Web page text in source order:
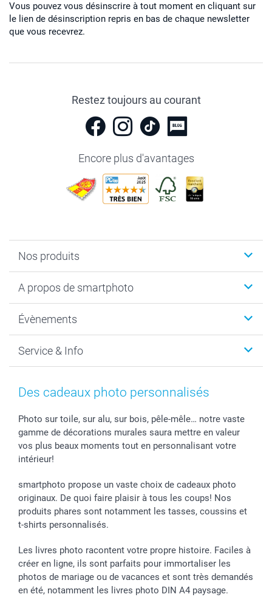
Vous pouvez vous désinscrire à tout moment en cliquant sur
le lien de désinscription repris en bas de chaque newsletter
que vous recevrez.
Restez toujours au courant
Encore plus d'avantages
Nos produits
Cadeaux photo
MyNameBook
Développement photo & Tirage photo
Cadres photo & accessoires déco
Stickers & Etiquettes
Chèque Cadeau
A propos de smartphoto
Durabilité
Gestion des cookies
Mentions Légales
Affiliation
Investor Relations
B2B smartbusiness
Évènements
Nouvel An
Fête des Mères
Confirmation ou communion
Mariage
Fête d'anniversaire
Tous les évènements
Service & Info
Tarifs et frais de livraison
Livraison en 48 heures
Modes de Paiement
Identifiez-vous
Statut de ma commande
smarfriends
smartgarantie
smartbonus
Des cadeaux photo personnalisés
Photo sur toile, sur alu, sur bois, pêle-mêle… notre vaste
gamme de décorations murales saura mettre en valeur
vos plus beaux moments tout en personnalisant votre
intérieur!
smartphoto propose un vaste choix de cadeaux photo
originaux. De quoi faire plaisir à tous les coups! Nos
produits phares sont notamment les tasses, coussins et
t-shirts personnalisés.
Les livres photo racontent votre propre histoire. Faciles à
créer en ligne, ils sont parfaits pour immortaliser les
photos de mariage ou de vacances et sont très demandés
en été, notamment les livres photo DIN A4 paysage.